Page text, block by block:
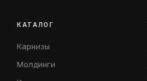
КАТАЛОГ
Карнизы
Молдинги